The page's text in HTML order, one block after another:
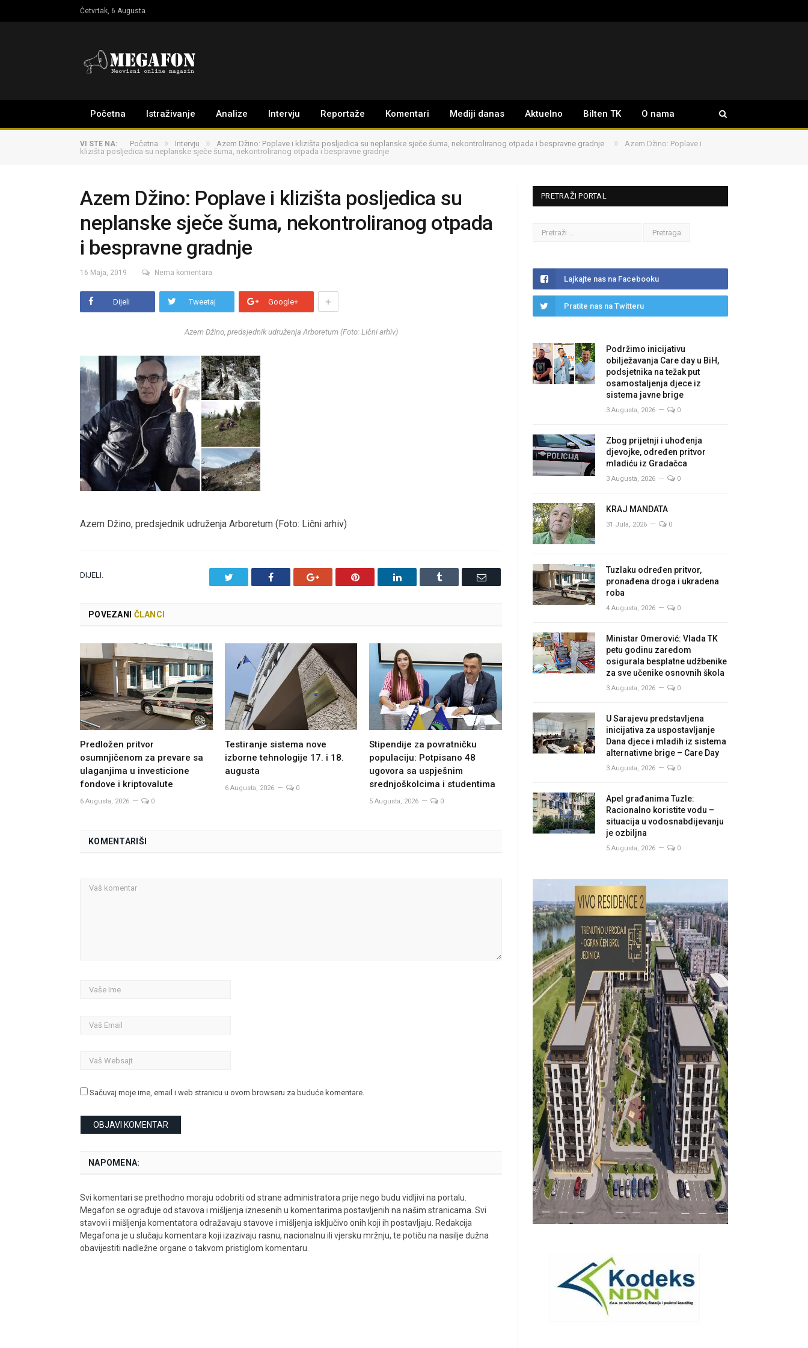
Četvrtak, 6 Augusta
Početna Istraživanje Analize Intervju Reportaže Komentari Mediji danas Aktuelno Bilten TK O nama
VI STE NA: Početna » Intervju » Azem Džino: Poplave i klizišta posljedica su neplanske sječe šuma, nekontroliranog otpada i bespravne gradnje »
Azem Džino: Poplave i
klizišta posljedica su neplanske sječe šuma, nekontroliranog otpada i bespravne gradnje
Azem Džino: Poplave i klizišta posljedica su
neplanske sječe šuma, nekontroliranog otpada
i bespravne gradnje
16 Maja, 2019 Nema komentara
Dijeli Tweetaj Google+ +
Azem Džino, predsjednik udruženja Arboretum (Foto: Lični arhiv)
Azem Džino, predsjednik udruženja Arboretum (Foto: Lični arhiv)
DIJELI. Facebook Google+ Pinterest LinkedIn Tumblr Email
POVEZANI ČLANCI
Predložen pritvor
osumnjičenom za prevare sa
ulaganjima u investicione
fondove i kriptovalute
6 Augusta, 2026 0
Testiranje sistema nove
izborne tehnologije 17. i 18.
augusta
6 Augusta, 2026 0
Stipendije za povratničku
populaciju: Potpisano 48
ugovora sa uspješnim
srednjoškolcima i studentima
5 Augusta, 2026 0
KOMENTARIŠI
Sačuvaj moje ime, email i web stranicu u ovom browseru za buduće komentare.
NAPOMENA:
Svi komentari se prethodno moraju odobriti od strane administratora prije nego budu vidljivi na portalu.
Megafon se ograđuje od stavova i mišljenja iznesenih u komentarima postavljenih na našim stranicama. Svi
stavovi i mišljenja komentatora odražavaju stavove i mišljenja isključivo onih koji ih postavljaju. Redakcija
Megafona je u slučaju komentara koji izazivaju rasnu, nacionalnu ili vjersku mržnju, te potiču na nasilje dužna
obavijestiti nadležne organe o takvom pristiglom komentaru.
PRETRAŽI PORTAL
Lajkajte nas na Facebooku
Pratite nas na Twitteru
Podržimo inicijativu
obilježavanja Care day u BiH,
podsjetnika na težak put
osamostaljenja djece iz
sistema javne brige
3 Augusta, 2026 0
Zbog prijetnji i uhođenja
djevojke, određen pritvor
mladiću iz Gradačca
3 Augusta, 2026 0
KRAJ MANDATA
31 Jula, 2026 0
Tuzlaku određen pritvor,
pronađena droga i ukradena
roba
4 Augusta, 2026 0
Ministar Omerović: Vlada TK
petu godinu zaredom
osigurala besplatne udžbenike
za sve učenike osnovnih škola
3 Augusta, 2026 0
U Sarajevu predstavljena
inicijativa za uspostavljanje
Dana djece i mladih iz sistema
alternativne brige – Care Day
3 Augusta, 2026 0
Apel građanima Tuzle:
Racionalno koristite vodu –
situacija u vodosnabdijevanju
je ozbiljna
5 Augusta, 2026 0